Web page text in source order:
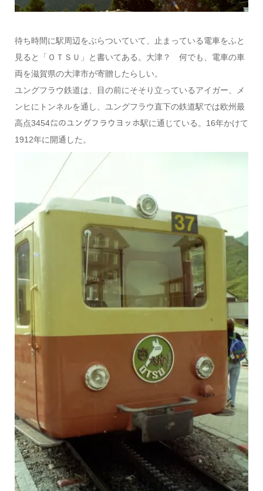
待ち時間に駅周辺をぶらついていて、止まっている電車をふと
見ると「ＯＴＳＵ」と書いてある。大津？ 何でも、電車の車
両を滋賀県の大津市が寄贈したらしい。
ユングフラウ鉄道は、目の前にそそり立っているアイガー、メ
ンヒにトンネルを通し、ユングフラウ直下の鉄道駅では欧州最
高点3454㍍のユングフラウヨッホ駅に通じている。16年かけて
1912年に開通した。